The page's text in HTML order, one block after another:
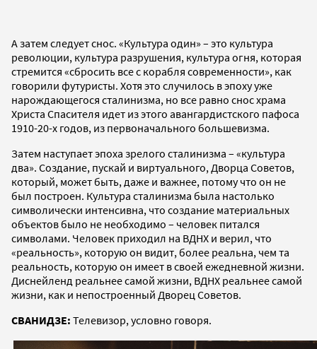
А затем следует снос. «Культура один» – это культура
революции, культура разрушения, культура огня, которая
стремится «сбросить все с корабля современности», как
говорили футуристы. Хотя это случилось в эпоху уже
нарождающегося сталинизма, но все равно снос храма
Христа Спасителя идет из этого авангардистского пафоса
1910-20-х годов, из первоначального большевизма.
Затем наступает эпоха зрелого сталинизма – «культура
два». Создание, пускай и виртуального, Дворца Советов,
который, может быть, даже и важнее, потому что он не
был построен. Культура сталинизма была настолько
символически интенсивна, что создание материальных
объектов было не необходимо – человек питался
символами. Человек приходил на ВДНХ и верил, что
«реальность», которую он видит, более реальна, чем та
реальность, которую он имеет в своей ежедневной жизни.
Диснейленд реальнее самой жизни, ВДНХ реальнее самой
жизни, как и непостроенный Дворец Советов.
СВАНИДЗЕ: Телевизор, условно говоря.